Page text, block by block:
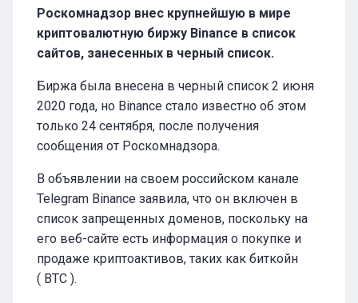
Роскомнадзор внес крупнейшую в мире
криптовалютную биржу Binance в список
сайтов, занесенных в черный список.
Биржа была внесена в черный список 2 июня
2020 года, но Binance стало известно об этом
только 24 сентября, после получения
сообщения от Роскомнадзора.
В объявлении на своем российском канале
Telegram Binance заявила, что он включен в
список запрещенных доменов, поскольку на
его веб-сайте есть информация о покупке и
продаже криптоактивов, таких как биткойн
( BTC ).